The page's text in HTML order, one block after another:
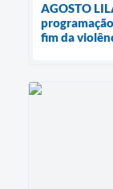
AGOSTO
fim da